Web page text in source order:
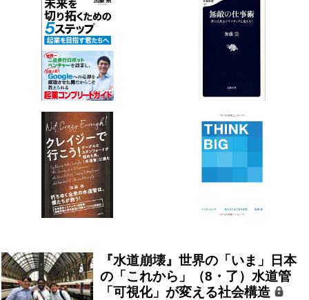
『水道崩壊』世界の「いま」日本
の「これから」（8・了）水道管
「可視化」が変える社会構造